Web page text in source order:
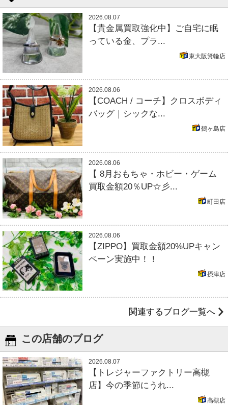
2026.08.07
【貴金属買取強化中】ご自宅に眠
っている金、プラ...
東大阪箕輪店
2026.08.06
【COACH / コーチ】クロスボディ
バッグ｜シックな...
鶴ヶ島店
2026.08.06
【 8月おもちゃ・ホビー・ゲーム
買取金額20％UP☆彡...
町田店
2026.08.06
【ZIPPO】買取金額20%UPキャン
ペーン実施中！！
摂津店
関連するブログ一覧へ
この店舗のブログ
2026.08.07
【トレジャーファクトリー高槻
店】今の季節にうれ...
高槻店